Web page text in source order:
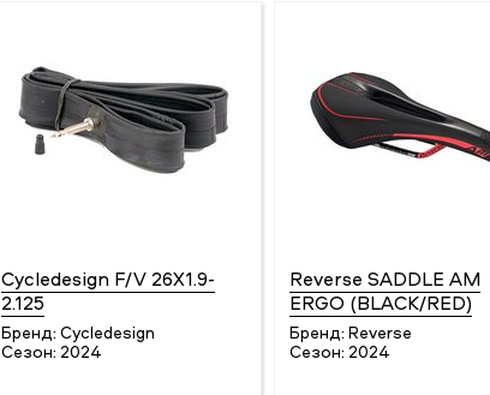
Cycledesign F/V 26X1.9-
2.125
Бренд: Cycledesign
Сезон: 2024
Reverse SADDLE AM
ERGO (BLACK/RED)
Бренд: Reverse
Сезон: 2024